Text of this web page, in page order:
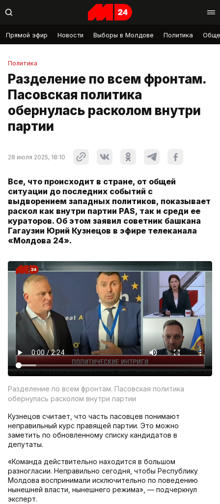
Прямой эфир Новости Выборы в Молдове Политика
Политика
Разделение по всем фронтам.
Пасовская политика
обернулась расколом внутри
партии
28 июля 2025, 18:10
Все, что происходит в стране, от общей
ситуации до последних событий с
выдворением западных политиков, показывает
раскол как внутри партии PAS, так и среди ее
кураторов. Об этом заявил советник башкана
Гагаузии Юрий Кузнецов в эфире телеканала
«Молдова 24».
Разделение по всем фронтам. Пасовская политика
обернулась расколом внутри партии
Кузнецов считает, что часть пасовцев понимают
неправильный курс правящей партии. Это можно
заметить по обновленному списку кандидатов в
депутаты.
«Команда действительно находится в большом
разногласии. Неправильно сегодня, чтобы Республику
Молдова воспринимали исключительно по поведению
нынешней власти, нынешнего режима», — подчеркнул
эксперт.